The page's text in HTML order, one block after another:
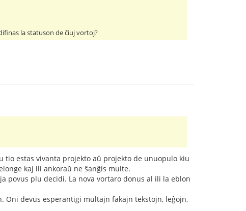
la statuson de ĉiuj vortoj?
tio estas vivanta projekto aŭ projekto de unuopulo kiu
kaj ili ankoraŭ ne ŝanĝis multe.
povus plu decidi. La nova vortaro donus al ili la eblon
Oni devus esperantigi multajn fakajn tekstojn, leĝojn,